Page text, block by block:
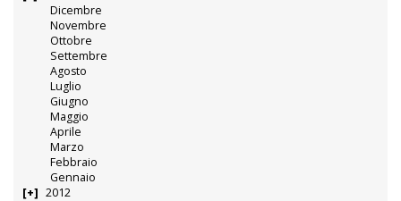
Dicembre
Novembre
Ottobre
Settembre
Agosto
Luglio
Giugno
Maggio
Aprile
Marzo
Febbraio
Gennaio
2012